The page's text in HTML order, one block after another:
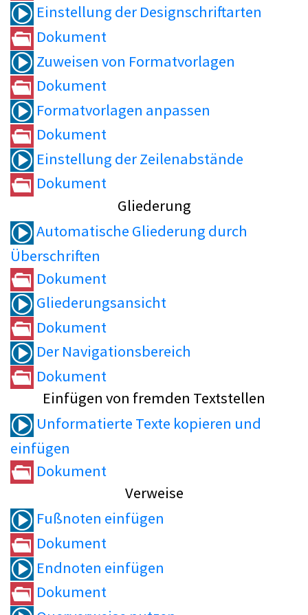
Einstellung der Designschriftarten
Dokument
Zuweisen von Formatvorlagen
Dokument
Formatvorlagen anpassen
Dokument
Einstellung der Zeilenabstände
Dokument
Gliederung
Automatische Gliederung durch
Überschriften
Dokument
Gliederungsansicht
Dokument
Der Navigationsbereich
Dokument
Einfügen von fremden Textstellen
Unformatierte Texte kopieren und
einfügen
Dokument
Verweise
Fußnoten einfügen
Dokument
Endnoten einfügen
Dokument